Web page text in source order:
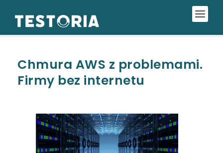
Chmura AWS z problemami.
Firmy bez internetu